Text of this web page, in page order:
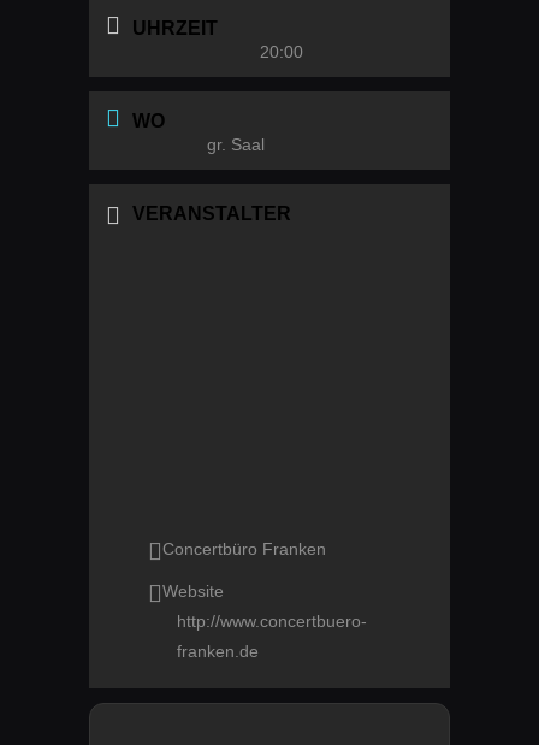
UHRZEIT
20:00
WO
gr. Saal
VERANSTALTER
Concertbüro Franken
Website
http://www.concertbuero-
franken.de